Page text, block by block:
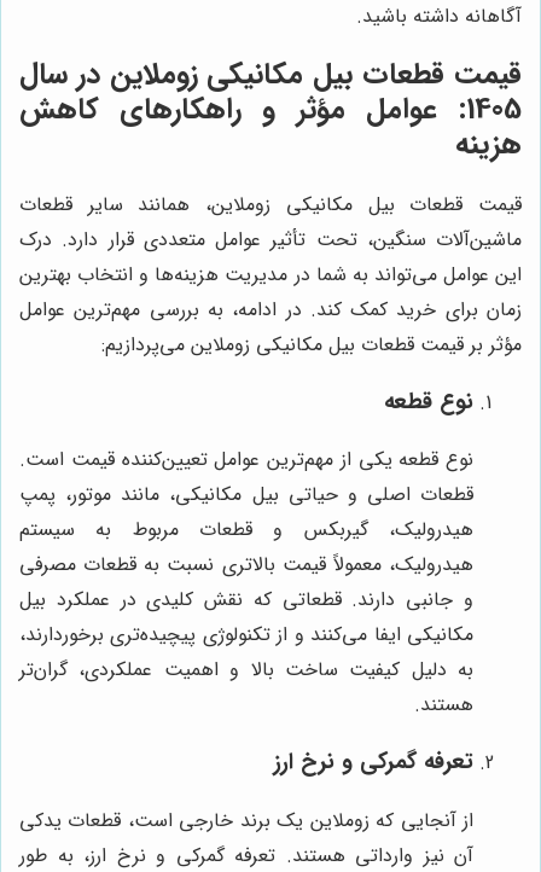
آگاهانه داشته باشید.
قیمت قطعات بیل مکانیکی زوملاین در سال
1405: عوامل مؤثر و راهکارهای کاهش
هزینه
قیمت قطعات بیل مکانیکی زوملاین، همانند سایر قطعات
ماشین‌آلات سنگین، تحت تأثیر عوامل متعددی قرار دارد. درک
این عوامل می‌تواند به شما در مدیریت هزینه‌ها و انتخاب بهترین
زمان برای خرید کمک کند. در ادامه، به بررسی مهم‌ترین عوامل
مؤثر بر قیمت قطعات بیل مکانیکی زوملاین می‌پردازیم:
نوع قطعه
نوع قطعه یکی از مهم‌ترین عوامل تعیین‌کننده قیمت است.
قطعات اصلی و حیاتی بیل مکانیکی، مانند موتور، پمپ
هیدرولیک، گیربکس و قطعات مربوط به سیستم
هیدرولیک، معمولاً قیمت بالاتری نسبت به قطعات مصرفی
و جانبی دارند. قطعاتی که نقش کلیدی در عملکرد بیل
مکانیکی ایفا می‌کنند و از تکنولوژی پیچیده‌تری برخوردارند،
به دلیل کیفیت ساخت بالا و اهمیت عملکردی، گران‌تر
هستند.
تعرفه گمرکی و نرخ ارز
از آنجایی که زوملاین یک برند خارجی است، قطعات یدکی
آن نیز وارداتی هستند. تعرفه گمرکی و نرخ ارز، به طور